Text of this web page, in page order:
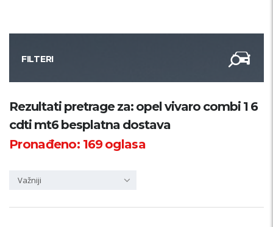
FILTERI
Kategorija
Županija
Rezultati pretrage za: opel vivaro combi 1 6
cdti mt6 besplatna dostava
Pronađeno: 169oglasa
Važniji